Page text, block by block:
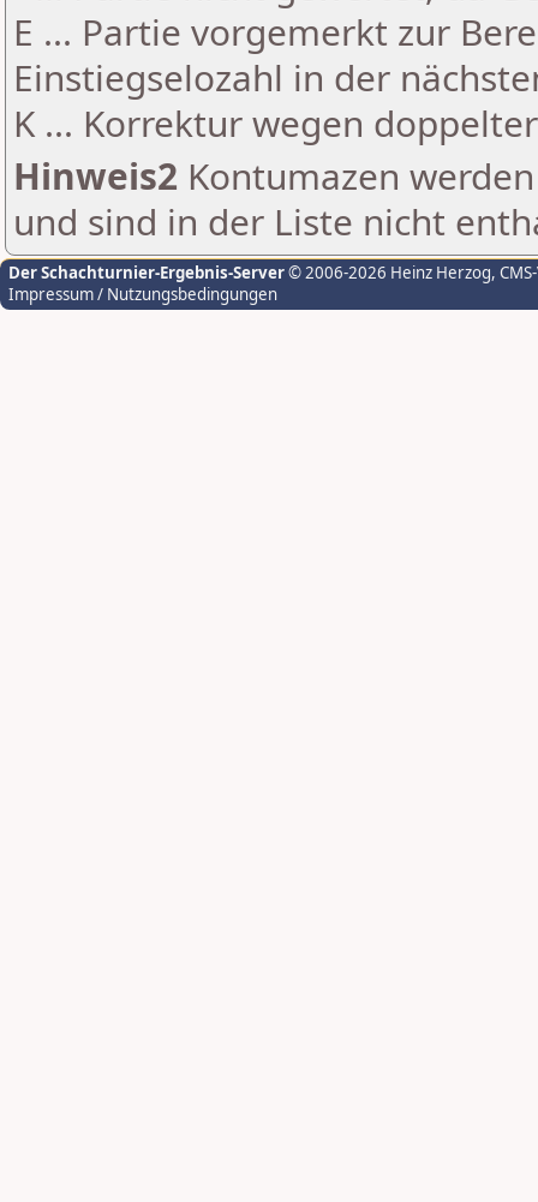
E ... Partie vorgemerkt zur
Einstiegselozahl in der
K ... Korrektur wegen
Hinweis2 Kontumazen
und sind in der Liste nicht
Der Schachturnier-Ergebnis-Server© 2006-2026 Heinz Herzog,
Impressum / Nutzungsbedingungen